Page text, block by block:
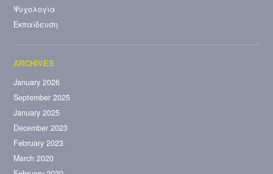
Ψυχολογία
Εκπαίδευση
January 2026
September 2025
January 2025
December 2023
February 2023
March 2020